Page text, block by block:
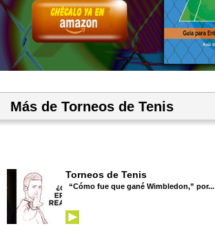
Más de Torneos de Tenis
Torneos de Tenis
“Cómo fue que gané Wimbledon,” por...